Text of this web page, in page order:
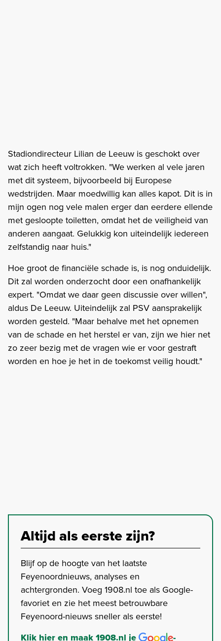
Stadiondirecteur Lilian de Leeuw is geschokt over
wat zich heeft voltrokken. "We werken al vele jaren
met dit systeem, bijvoorbeeld bij Europese
wedstrijden. Maar moedwillig kan alles kapot. Dit is in
mijn ogen nog vele malen erger dan eerdere ellende
met gesloopte toiletten, omdat het de veiligheid van
anderen aangaat. Gelukkig kon uiteindelijk iedereen
zelfstandig naar huis."
Hoe groot de financiële schade is, is nog onduidelijk.
Dit zal worden onderzocht door een onafhankelijk
expert. "Omdat we daar geen discussie over willen",
aldus De Leeuw. Uiteindelijk zal PSV aansprakelijk
worden gesteld. "Maar behalve met het opnemen
van de schade en het herstel er van, zijn we hier net
zo zeer bezig met de vragen wie er voor gestraft
worden en hoe je het in de toekomst veilig houdt."
Altijd als eerste zijn?
Blijf op de hoogte van het laatste
Feyenoordnieuws, analyses en
achtergronden. Voeg 1908.nl toe als Google-
favoriet en zie het meest betrouwbare
Feyenoord-nieuws sneller als eerste!
Klik hier en maak 1908.nl je -